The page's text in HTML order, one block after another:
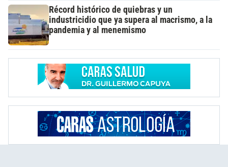
Récord histórico de quiebras y un
industricidio que ya supera al macrismo, a la
pandemia y al menemismo